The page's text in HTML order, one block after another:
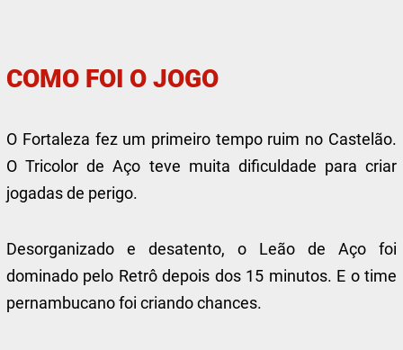
COMO FOI O JOGO
O Fortaleza fez um primeiro tempo ruim no Castelão.
O Tricolor de Aço teve muita dificuldade para criar
jogadas de perigo.
Desorganizado e desatento, o Leão de Aço foi
dominado pelo Retrô depois dos 15 minutos. E o time
pernambucano foi criando chances.